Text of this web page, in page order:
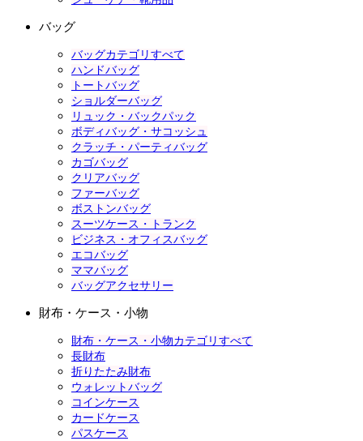
バッグ
バッグカテゴリすべて
ハンドバッグ
トートバッグ
ショルダーバッグ
リュック・バックパック
ボディバッグ・サコッシュ
クラッチ・パーティバッグ
カゴバッグ
クリアバッグ
ファーバッグ
ボストンバッグ
スーツケース・トランク
ビジネス・オフィスバッグ
エコバッグ
ママバッグ
バッグアクセサリー
財布・ケース・小物
財布・ケース・小物カテゴリすべて
長財布
折りたたみ財布
ウォレットバッグ
コインケース
カードケース
パスケース